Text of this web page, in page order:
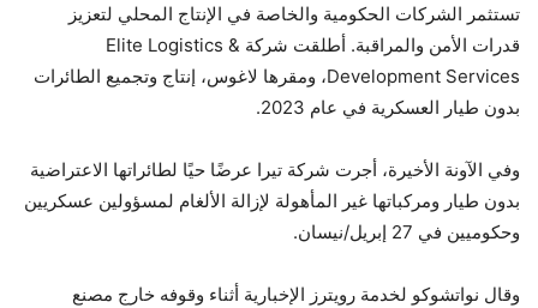
تستثمر الشركات الحكومية والخاصة في الإنتاج المحلي لتعزيز
قدرات الأمن والمراقبة. أطلقت شركة Elite Logistics &
Development Services، ومقرها لاغوس، إنتاج وتجميع الطائرات
بدون طيار العسكرية في عام 2023.
وفي الآونة الأخيرة، أجرت شركة تيرا عرضًا حيًا لطائراتها الاعتراضية
بدون طيار ومركباتها غير المأهولة لإزالة الألغام لمسؤولين عسكريين
وحكوميين في 27 إبريل/نيسان.
وقال نواتشوكو لخدمة رويترز الإخبارية أثناء وقوفه خارج مصنع